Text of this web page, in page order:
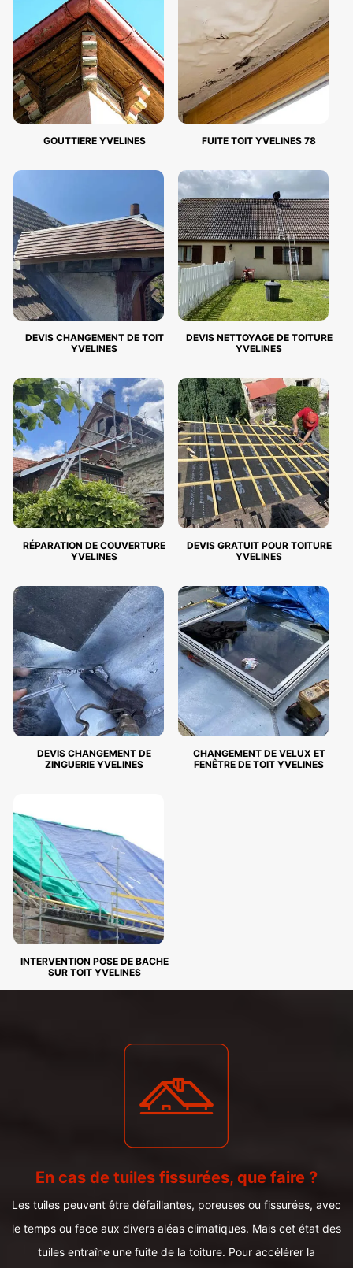
GOUTTIERE YVELINES FUITE TOIT YVELINES 78
DEVIS CHANGEMENT DE TOIT
YVELINES
DEVIS NETTOYAGE DE TOITURE
YVELINES
RÉPARATION DE COUVERTURE
YVELINES
DEVIS GRATUIT POUR TOITURE
YVELINES
DEVIS CHANGEMENT DE
ZINGUERIE YVELINES
CHANGEMENT DE VELUX ET
FENÊTRE DE TOIT YVELINES
INTERVENTION POSE DE BACHE
SUR TOIT YVELINES
En cas de tuiles fissurées, que faire ?
Les tuiles peuvent être défaillantes, poreuses ou fissurées, avec
le temps ou face aux divers aléas climatiques. Mais cet état des
tuiles entraîne une fuite de la toiture. Pour accélérer la